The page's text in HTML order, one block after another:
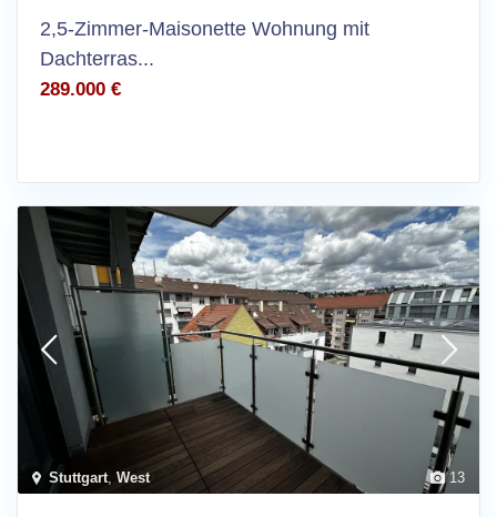
2,5-Zimmer-Maisonette Wohnung mit
Dachterras...
289.000 €
13
Stuttgart, West